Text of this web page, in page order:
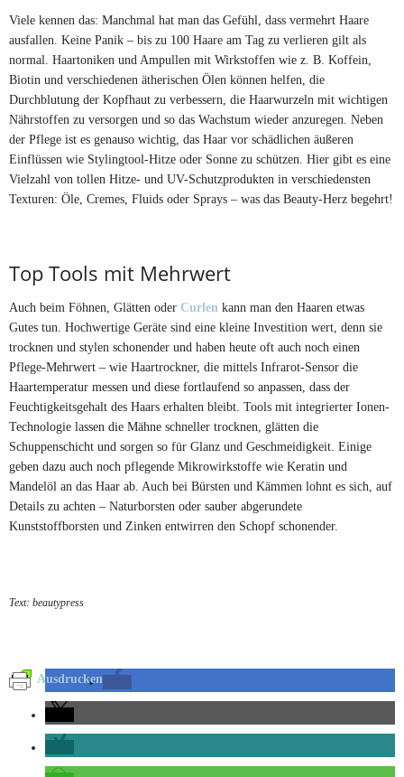
Viele kennen das: Manchmal hat man das Gefühl, dass vermehrt Haare
ausfallen. Keine Panik – bis zu 100 Haare am Tag zu verlieren gilt als
normal. Haartoniken und Ampullen mit Wirkstoffen wie z. B. Koffein,
Biotin und verschiedenen ätherischen Ölen können helfen, die
Durchblutung der Kopfhaut zu verbessern, die Haarwurzeln mit wichtigen
Nährstoffen zu versorgen und so das Wachstum wieder anzuregen. Neben
der Pflege ist es genauso wichtig, das Haar vor schädlichen äußeren
Einflüssen wie Stylingtool-Hitze oder Sonne zu schützen. Hier gibt es eine
Vielzahl von tollen Hitze- und UV-Schutzprodukten in verschiedensten
Texturen: Öle, Cremes, Fluids oder Sprays – was das Beauty-Herz begehrt!
Top Tools mit Mehrwert
Auch beim Föhnen, Glätten oder Curlen kann man den Haaren etwas
Gutes tun. Hochwertige Geräte sind eine kleine Investition wert, denn sie
trocknen und stylen schonender und haben heute oft auch noch einen
Pflege-Mehrwert – wie Haartrockner, die mittels Infrarot-Sensor die
Haartemperatur messen und diese fortlaufend so anpassen, dass der
Feuchtigkeitsgehalt des Haars erhalten bleibt. Tools mit integrierter Ionen-
Technologie lassen die Mähne schneller trocknen, glätten die
Schuppenschicht und sorgen so für Glanz und Geschmeidigkeit. Einige
geben dazu auch noch pflegende Mikrowirkstoffe wie Keratin und
Mandelöl an das Haar ab. Auch bei Bürsten und Kämmen lohnt es sich, auf
Details zu achten – Naturborsten oder sauber abgerundete
Kunststoffborsten und Zinken entwirren den Schopf schonender.
Text: beautypress
Ausdrucken